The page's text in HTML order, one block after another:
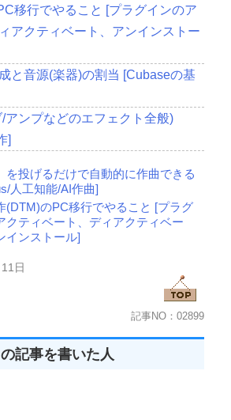
移行でやること [プラグインのア
アクティベート、アンインストー
と音源(楽器)の割当 [Cubaseの基
アンプなどのエフェクト全般)
]
を投げるだけで自動的に作曲できる
人工知能/AI作曲]
(DTM)のPC移行でやること [プラグ
クティベート、ディアクティベー
インストール]
日
記事NO：02899
記事を書いた人